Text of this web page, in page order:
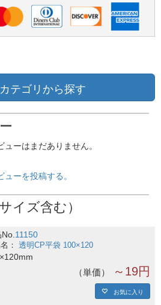
テゴリから探す
ーはまだありません。
ーを投稿する。
イズ含む）
11150
透明CP平袋 100×120
単価 ～19円
お気に入り